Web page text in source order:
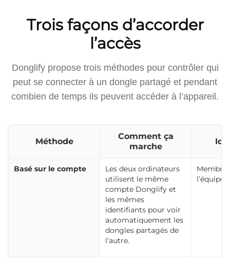
​​Trois façons d’accorder
l’accès
Donglify propose trois méthodes pour contrôler qui
peut se connecter à un dongle partagé et pendant
combien de temps ils peuvent accéder à l’appareil.
Méthode
Comment ça
marche
Basé sur le compte
Les deux ordinateurs
utilisent le même
compte Donglify et
les mêmes
identifiants pour voir
automatiquement les
dongles partagés de
l'autre.
l’équipe